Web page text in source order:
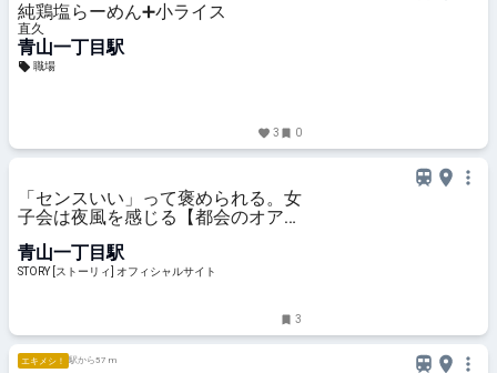
純鶏塩らーめん➕小ライス
直久
青山一丁目駅
職場
3 0
「センスいい」って褒められる。女
子会は夜風を感じる【都会のオアシ
結＞
青山一丁目駅
STORY [ストーリィ] オフィシャルサイト
3
エキメシ！ 駅から57 m